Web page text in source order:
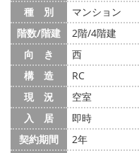
種 別
マンション
階数/階建
2階/4階建
向 き
西
構 造
RC
現 況
空室
入 居
即時
契約期間
2年